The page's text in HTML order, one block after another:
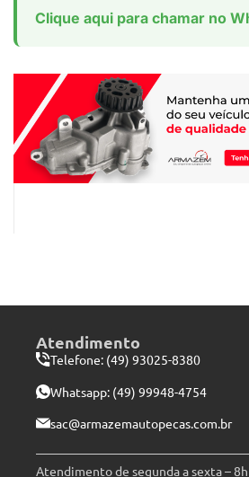
Clique aqui para chamar no
Atendimento
Telefone: (49) 93025-8380
Whatsapp: (49) 99948-4754
sac@armazemautopecas.com.br
Atendimento de segunda a sexta – 8h